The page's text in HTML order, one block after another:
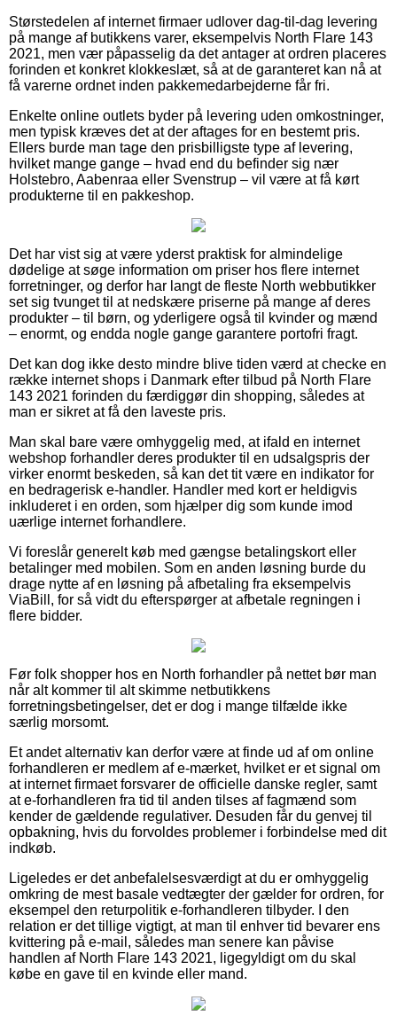
Størstedelen af internet firmaer udlover dag-til-dag levering
på mange af butikkens varer, eksempelvis North Flare 143
2021, men vær påpasselig da det antager at ordren placeres
forinden et konkret klokkeslæt, så at de garanteret kan nå at
få varerne ordnet inden pakkemedarbejderne får fri.
Enkelte online outlets byder på levering uden omkostninger,
men typisk kræves det at der aftages for en bestemt pris.
Ellers burde man tage den prisbilligste type af levering,
hvilket mange gange – hvad end du befinder sig nær
Holstebro, Aabenraa eller Svenstrup – vil være at få kørt
produkterne til en pakkeshop.
Det har vist sig at være yderst praktisk for almindelige
dødelige at søge information om priser hos flere internet
forretninger, og derfor har langt de fleste North webbutikker
set sig tvunget til at nedskære priserne på mange af deres
produkter – til børn, og yderligere også til kvinder og mænd
– enormt, og endda nogle gange garantere portofri fragt.
Det kan dog ikke desto mindre blive tiden værd at checke en
række internet shops i Danmark efter tilbud på North Flare
143 2021 forinden du færdiggør din shopping, således at
man er sikret at få den laveste pris.
Man skal bare være omhyggelig med, at ifald en internet
webshop forhandler deres produkter til en udsalgspris der
virker enormt beskeden, så kan det tit være en indikator for
en bedragerisk e-handler. Handler med kort er heldigvis
inkluderet i en orden, som hjælper dig som kunde imod
uærlige internet forhandlere.
Vi foreslår generelt køb med gængse betalingskort eller
betalinger med mobilen. Som en anden løsning burde du
drage nytte af en løsning på afbetaling fra eksempelvis
ViaBill, for så vidt du efterspørger at afbetale regningen i
flere bidder.
Før folk shopper hos en North forhandler på nettet bør man
når alt kommer til alt skimme netbutikkens
forretningsbetingelser, det er dog i mange tilfælde ikke
særlig morsomt.
Et andet alternativ kan derfor være at finde ud af om online
forhandleren er medlem af e-mærket, hvilket er et signal om
at internet firmaet forsvarer de officielle danske regler, samt
at e-forhandleren fra tid til anden tilses af fagmænd som
kender de gældende regulativer. Desuden får du genvej til
opbakning, hvis du forvoldes problemer i forbindelse med dit
indkøb.
Ligeledes er det anbefalelsesværdigt at du er omhyggelig
omkring de mest basale vedtægter der gælder for ordren, for
eksempel den returpolitik e-forhandleren tilbyder. I den
relation er det tillige vigtigt, at man til enhver tid bevarer ens
kvittering på e-mail, således man senere kan påvise
handlen af North Flare 143 2021, ligegyldigt om du skal
købe en gave til en kvinde eller mand.